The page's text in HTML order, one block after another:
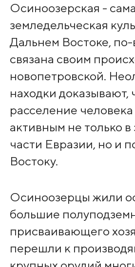
Осиноозерская -
земледельческая
Дальнем Востоке,
связана своим
новопетровской.
находки доказывают,
расселение
активным не только в
части Евразии, но и
Востоку.
Осиноозерцы жили
большие
присваивающего
перешли к